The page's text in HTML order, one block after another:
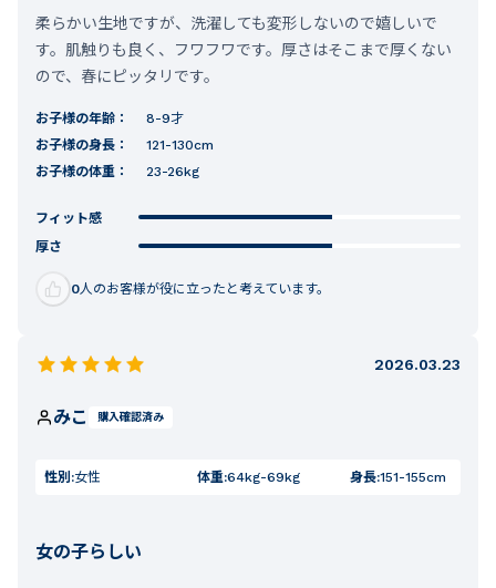
柔らかい生地ですが、洗濯しても変形しないので嬉しいで
す。肌触りも良く、フワフワです。厚さはそこまで厚くない
ので、春にピッタリです。
お子様の年齢：
8-9才
お子様の身長：
121-130cm
お子様の体重：
23-26kg
フィット感
厚さ
0人のお客様が役に立ったと考えています。
2026.03.23
みこ 購入確認済み
性別:女性 体重:64kg-69kg 身長:151-155cm
女の子らしい